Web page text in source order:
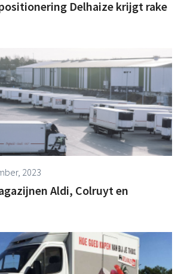
Delhaize krijgt rake
2023
Aldi, Colruyt en